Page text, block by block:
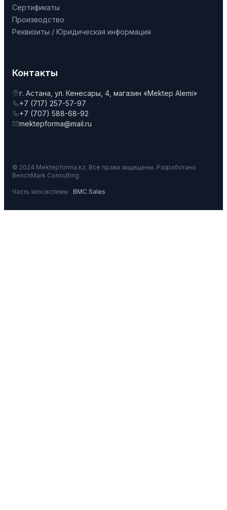
Сертификаты
Производство
Реквизиты / Юридическая информация
Контакты
г. Астана, ул. Кенесары, 4, магазин «Mektep Alemi»
+7 (717) 257-57-97
+7 (707) 588-68-92
mektepforma@mail.ru
© 2024 Mektepforma.kz. Все права защищены. Разработано
BenchMark Consulting
Часть экосистемы BMC Sales